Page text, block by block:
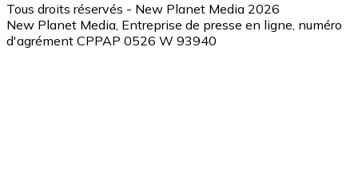
Tous droits réservés - New Planet Media 2026
New Planet Media, Entreprise de presse en ligne, numéro
d'agrément CPPAP 0526 W 93940